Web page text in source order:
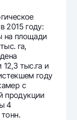
2015 году:
на площади
га,
тыс.га и
году
с
продукции
4